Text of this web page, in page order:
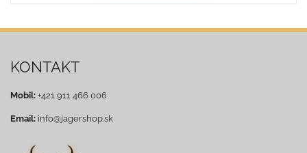
KONTAKT
Mobil: +421 911 466 006
Email: info@jagershop.sk